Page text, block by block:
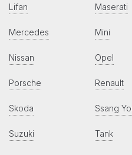
Lifan Maserati
Mercedes Mini
Nissan Opel
Porsche Renault
Skoda Ssang
Suzuki Tank